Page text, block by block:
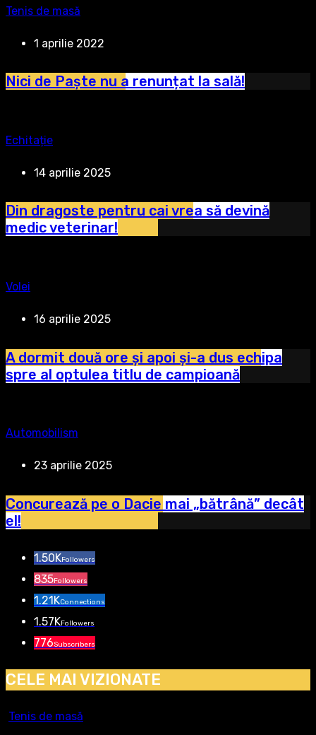
Tenis de masă
1 aprilie 2022
Nici de Paște nu a renunțat la sală!
Echitație
14 aprilie 2025
Din dragoste pentru cai vrea să devină
medic veterinar!
Volei
16 aprilie 2025
A dormit două ore și apoi și-a dus echipa
spre al optulea titlu de campioană
Automobilism
23 aprilie 2025
Concurează pe o Dacie mai „bătrână” decât
el!
1.50KFollowers
835Followers
1.21KConnections
1.57KFollowers
776Subscribers
CELE MAI VIZIONATE
Tenis de masă